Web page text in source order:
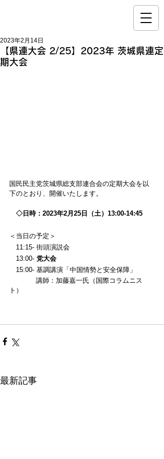
【県連大会 2/25】2023年 茨城県連定
期大会
2023年2月14日
国民民主党茨城県総支部連合会の定期大会を以
下のとおり、開催いたします。
◇日時：2023年2月25日（土）13:00-14:45
＜当日の予定＞
11:15- 街頭演説会
13:00- 党大会
15:00- 基調講演「中国情勢と安全保障」
講師：加藤嘉一氏（国際コラムニス
ト）
最新記事